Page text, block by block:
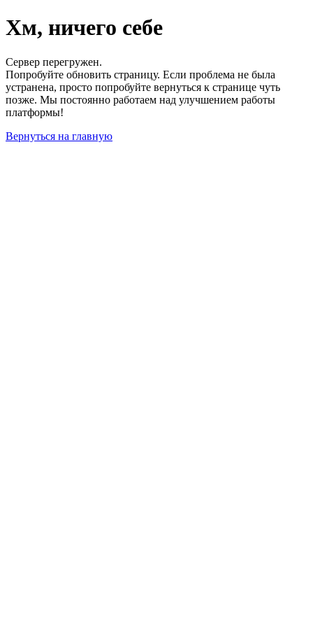
Хм, ничего себе
Сервер перегружен.
Попробуйте обновить страницу. Если проблема не была
устранена, просто попробуйте вернуться к странице чуть
позже. Мы постоянно работаем над улучшением работы
платформы!
Вернуться на главную